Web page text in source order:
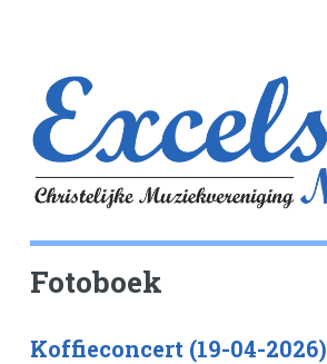
Fotoboek
Koffieconcert (19-04-2026)